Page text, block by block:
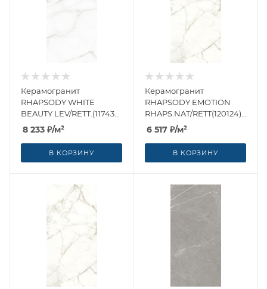
Керамогранит
RHAPSODY WHITE
BEAUTY LEV/RETT.(117432)
60x120 от Naxos Ceramica
(Италия)
8 233 ₽/м²
В КОРЗИНУ
Керамогранит
RHAPSODY EMOTION
RHAPS.NAT/RETT(120124)
60x120 от Naxos Ceramica
(Италия)
6 517 ₽/м²
В КОРЗИНУ